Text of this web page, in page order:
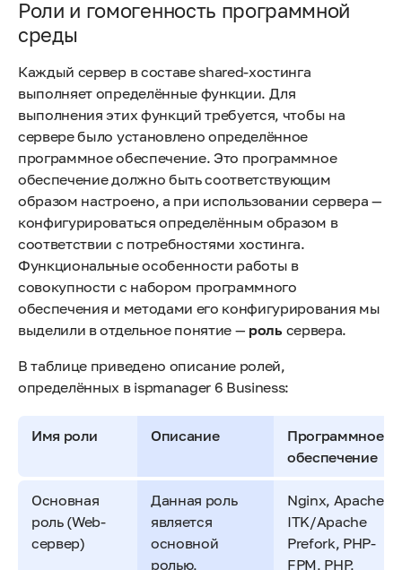
Роли и гомогенность программной
среды
Каждый сервер в составе shared-хостинга
выполняет определённые функции. Для
выполнения этих функций требуется, чтобы на
сервере было установлено определённое
программное обеспечение. Это программное
обеспечение должно быть соответствующим
образом настроено, а при использовании сервера —
конфигурироваться определённым образом в
соответствии с потребностями хостинга.
Функциональные особенности работы в
совокупности с набором программного
обеспечения и методами его конфигурирования мы
выделили в отдельное понятие — роль сервера.
В таблице приведено описание ролей,
определённых в ispmanager 6 Business:
Имя роли Описание
Программное
обеспечение
Основная
роль (Web-
сервер)
Данная роль
является
основной
ролью,
Nginx, Apache
ITK/Apache
Prefork, PHP-
FPM, PHP,